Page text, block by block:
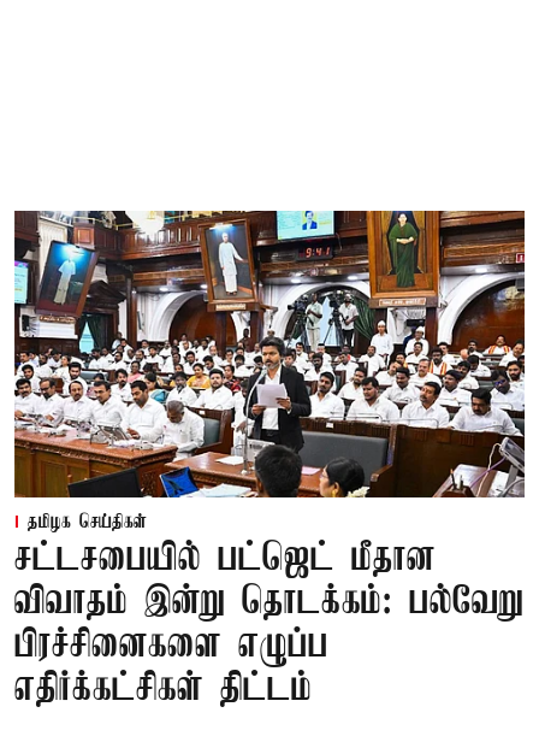
தமிழக செய்திகள்
சட்டசபையில் பட்ஜெட் மீதான
விவாதம் இன்று தொடக்கம்: பல்வேறு
பிரச்சினைகளை எழுப்ப
எதிர்க்கட்சிகள் திட்டம்